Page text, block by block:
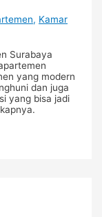
, Kamar
Surabaya
yang modern
dan juga
yang bisa jadi